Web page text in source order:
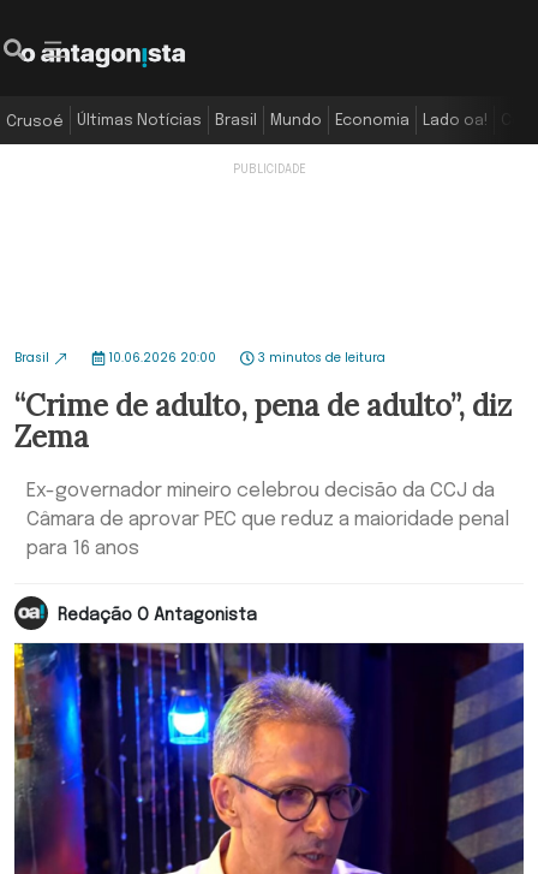
Crusoé Últimas Notícias Brasil Mundo Economia Lado oa!
Brasil 10.06.2026 20:00 3 minutos de leitura
“Crime de adulto, pena de adulto”, diz
Zema
Ex-governador mineiro celebrou decisão da CCJ da
Câmara de aprovar PEC que reduz a maioridade penal
para 16 anos
Redação O Antagonista